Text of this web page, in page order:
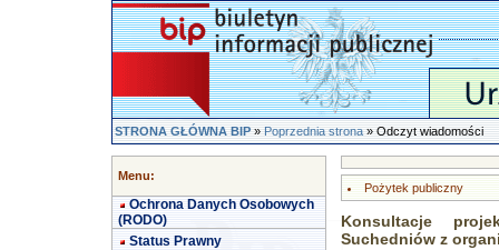
STRONA GŁÓWNA BIP»Poprzednia strona» Odczyt wiadomości
Menu:
Ochrona Danych Osobowych
(RODO)
Status Prawny
Pożytek publiczny
Konsultacje
Suchedniów z